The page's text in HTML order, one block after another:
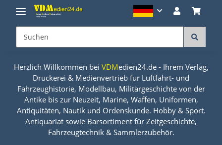
Herzlich Willkommen bei VDMedien24.de - Ihrem Verlag,
Druckerei & Medienvertrieb für Luftfahrt- und
Fahrzeughistorie, Modellbau, Militärgeschichte von der
Antike bis zur Neuzeit, Marine, Waffen, Uniformen,
Antiquitäten, Nautik und Ordenskunde. Hobby & Sport.
Antiquariat sowie Barsortiment für Zeitgeschichte,
Fahrzeugtechnik & Sammlerzubehör.